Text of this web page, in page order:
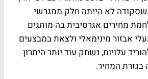
שסקודה לא הייתה חלק ממגרשי
מחירים אגרסיבית בה מותגים
אבזור מינימאלי ולצאת במבצעים
עלויות, נשחק עוד יותר היתרון
המחיר.